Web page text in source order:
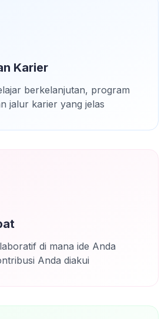
Karier
berkelanjutan, program
jalur karier yang jelas
di mana ide Anda
Anda diakui